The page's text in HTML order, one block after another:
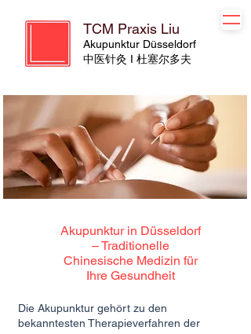
TCM Praxis Liu
Akupunktur Düsseldorf
​​中医针灸 I 杜塞尔多夫
Akupunktur in Düsseldorf
– Traditionelle
Chinesische Medizin für
Ihre Gesundheit
Die Akupunktur gehört zu den
bekanntesten Therapieverfahren der